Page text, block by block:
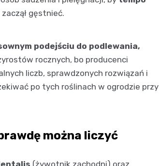
gęstnieć.
podejściu do podlewania,
rocznych, bo producenci
liczb, sprawdzonych rozwiązań i
po tych roślinach w ogrodzie przy
można liczyć
(żywotnik zachodni) oraz